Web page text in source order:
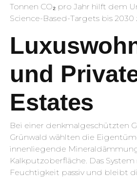
Tonnen CO₂ pro Jahr hilft dem
Science-Based-Targets bis 2030
und
Estates
Bei einer denkmalgeschützten
Grünwald wählten die
innenliegende
Kalkputzoberfläche. Das
Feuchtigkeit passiv und bleibt